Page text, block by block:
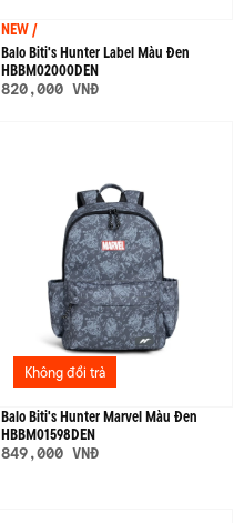
NEW /
Balo Biti's Hunter Label Màu Đen
HBBM02000DEN
820,000 VNĐ
Không đổi trả
Balo Biti's Hunter Marvel Màu Đen
HBBM01598DEN
849,000 VNĐ